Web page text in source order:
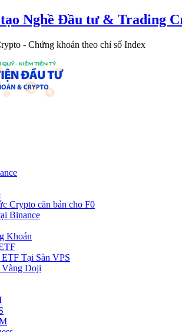
Nghề Đầu tư & Trading
- Chứng khoán theo chỉ số Index
Crypto căn bản cho F0
Binance
Khoán
Tại Sàn VPS
Doji